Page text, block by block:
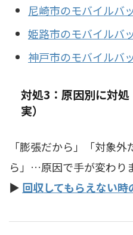
尼崎市のモバイルバ
姫路市のモバイルバ
神戸市のモバイルバ
対処3：原因別に対
実）
「膨張だから」「対象
ら」…原因で手が変わり
▶ 回収してもらえない時